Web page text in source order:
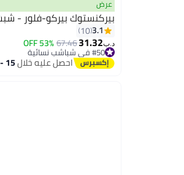
عرض
بيركنستوك بيركو-فلور -
3.1
10
د.ب‏31.32
67.46
53% OFF
#50 في شباشب نسائية
#50 في شباشب نسائية احصل عليه خلال15 - 16 اغسطس